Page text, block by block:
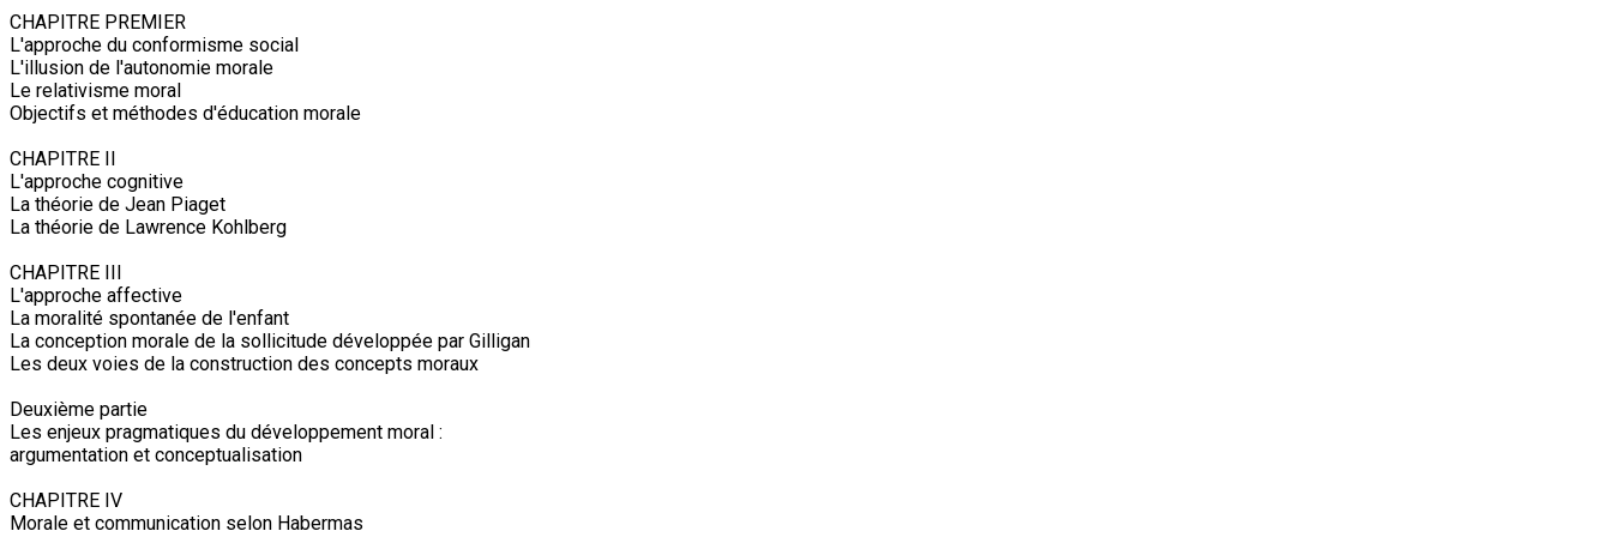
CHAPITRE PREMIER
L'approche du conformisme social
L'illusion de l'autonomie morale
Le relativisme moral
Objectifs et méthodes d'éducation morale
CHAPITRE II
L'approche cognitive
La théorie de Jean Piaget
La théorie de Lawrence Kohlberg
CHAPITRE III
L'approche affective
La moralité spontanée de l'enfant
La conception morale de la sollicitude développée par Gilligan
Les deux voies de la construction des concepts moraux
Deuxième partie
Les enjeux pragmatiques du développement moral :
argumentation et conceptualisation
CHAPITRE IV
Morale et communication selon Habermas